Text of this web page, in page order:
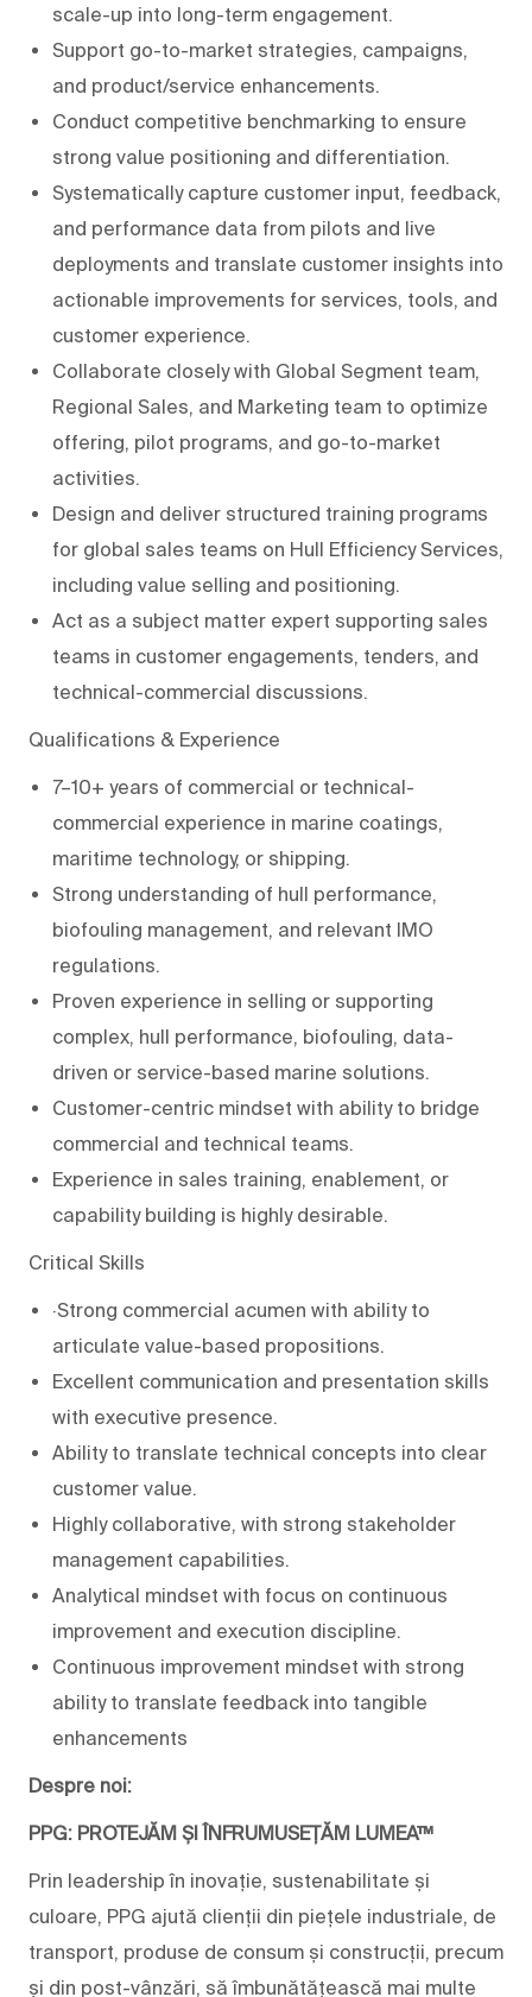
scale-up into long-term engagement.
Support go-to-market strategies, campaigns,
and product/service enhancements.
Conduct competitive benchmarking to ensure
strong value positioning and differentiation.
Systematically capture customer input, feedback,
and performance data from pilots and live
deployments and translate customer insights into
actionable improvements for services, tools, and
customer experience.
Collaborate closely with Global Segment team,
Regional Sales, and Marketing team to optimize
offering, pilot programs, and go-to-market
activities.
Design and deliver structured training programs
for global sales teams on Hull Efficiency Services,
including value selling and positioning.
Act as a subject matter expert supporting sales
teams in customer engagements, tenders, and
technical-commercial discussions.
Qualifications & Experience
7–10+ years of commercial or technical-
commercial experience in marine coatings,
maritime technology, or shipping.
Strong understanding of hull performance,
biofouling management, and relevant IMO
regulations.
Proven experience in selling or supporting
complex, hull performance, biofouling, data-
driven or service-based marine solutions.
Customer-centric mindset with ability to bridge
commercial and technical teams.
Experience in sales training, enablement, or
capability building is highly desirable.
Critical Skills
·Strong commercial acumen with ability to
articulate value-based propositions.
Excellent communication and presentation skills
with executive presence.
Ability to translate technical concepts into clear
customer value.
Highly collaborative, with strong stakeholder
management capabilities.
Analytical mindset with focus on continuous
improvement and execution discipline.
Continuous improvement mindset with strong
ability to translate feedback into tangible
enhancements
Despre noi:
PPG: PROTEJĂM ȘI ÎNFRUMUSEȚĂM LUMEA™
Prin leadership în inovație, sustenabilitate și
culoare, PPG ajută clienții din piețele industriale, de
transport, produse de consum și construcții, precum
și din post-vânzări, să îmbunătățească mai multe